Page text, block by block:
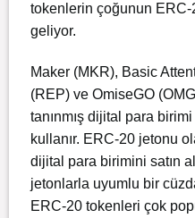
tokenlerin çoğunun ERC-
geliyor.
Maker (MKR), Basic
(REP) ve OmiseGO
tanınmış dijital para
kullanır. ERC-20 jetonu
dijital para birimini satın
jetonlarla uyumlu bir
ERC-20 tokenleri çok